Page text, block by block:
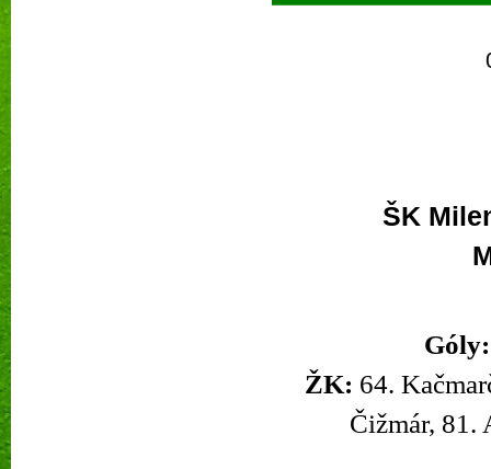
ŠK
Góly:
ŽK: 64.
Čižmár, 81.